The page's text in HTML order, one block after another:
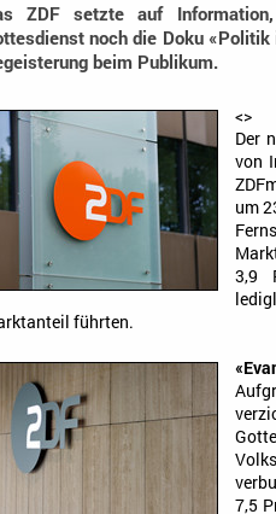
ZDF setzte auf
noch die Doku
beim Publikum.
<>
Der
von
um
3,9
führten.
7,5